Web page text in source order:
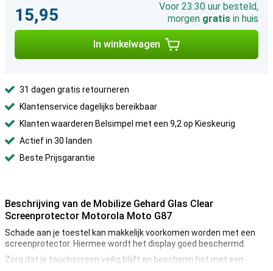
15,95
Voor 23:30 uur besteld,
morgen gratis in huis
In winkelwagen
31 dagen gratis retourneren
Klantenservice dagelijks bereikbaar
Klanten waarderen Belsimpel met een 9,2 op Kieskeurig
Actief in 30 landen
Beste Prijsgarantie
Beschrijving van de Mobilize Gehard Glas Clear
Screenprotector Motorola Moto G87
Schade aan je toestel kan makkelijk voorkomen worden met een
screenprotector. Hiermee wordt het display goed beschermd.
Zorg dat je touchscreen veilig blijft en bescherm het met een